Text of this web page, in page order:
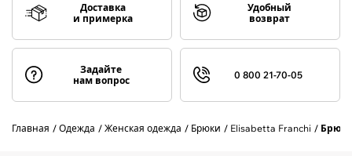
Доставка
и примерка
Удобный
возврат
Задайте
нам вопрос
0 800 21-70-05
Главная Одежда Женская одежда Брюки Elisabetta Franchi Брюки